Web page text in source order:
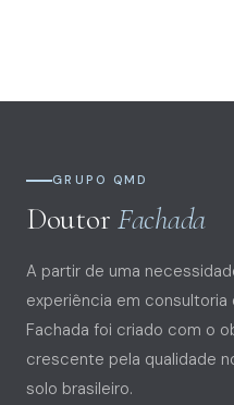
GRUPO QMD
DoutorFachada
A partir de uma
experiência em
Fachada foi criado com o
crescente pela qualidade
solo brasileiro.